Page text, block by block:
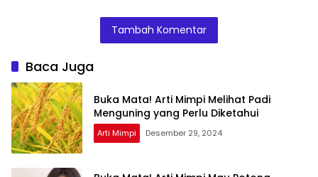
Teman Ternyata
Ini Artinya
Menurut Pakar
Ini Penjelasannya
Tambah Komentar
Baca Juga
Buka Mata! Arti Mimpi Melihat Padi
Menguning yang Perlu Diketahui
Arti Mimpi Desember 29, 2024